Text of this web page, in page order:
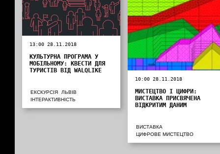
13:00 28.11.2018
КУЛЬТУРНА ПРОГРАМА У
МОБІЛЬНОМУ: КВЕСТИ ДЛЯ
ТУРИСТІВ ВІД WALQLIKE
ЕКСКУРСІЯ
ЛЬВІВ
ІНТЕРАКТИВНІСТЬ
10:00 28.11.2018
МИСТЕЦТВО І ЦИФРИ:
ВИСТАВКА ПРИСВЯЧЕНА
ВІДКРИТИМ ДАНИМ
ВИСТАВКА
ЦИФРОВЕ МИСТЕЦТВО